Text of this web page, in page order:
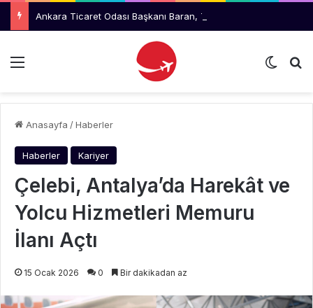
Menü Dış
Anasayfa /Haberler
Haberler Kariyer
Çelebi, Antalya’da Harekât ve
Yolcu Hizmetleri Memuru
İlanı Açtı
15 Ocak 2026 0 Bir dakikadan az